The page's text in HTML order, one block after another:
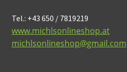
Tel.: +43 650 / 7819219
www.michlsonlineshop.at
michlsonlineshop@gmail.com